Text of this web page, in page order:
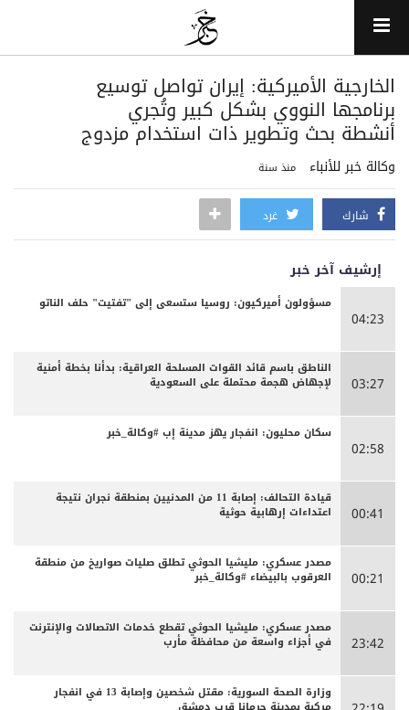
الخارجية الأميركية: إيران تواصل توسيع
برنامجها النووي بشكل كبير وتُجري
أنشطة بحث وتطوير ذات استخدام مزدوج
وكالة خبر للأنباء منذ سنة
شارك غرد
إرشيف آخر خبر
04:23
مسؤولون أميركيون: روسيا ستسعى إلى "تفتيت" حلف الناتو
03:27
الناطق باسم قائد القوات المسلحة العراقية: بدأنا بخطة أمنية
لإجهاض هجمة محتملة على السعودية
02:58
سكان محليون: انفجار يهز مدينة إب #وكالة_خبر
00:41
قيادة التحالف: إصابة 11 من المدنيين بمنطقة نجران نتيجة
اعتداءات إرهابية حوثية
00:21
مصدر عسكري: مليشيا الحوثي تطلق صليات صواريخ من منطقة
العرقوب بالبيضاء #وكالة_خبر
23:42
مصدر عسكري: مليشيا الحوثي تقطع خدمات الاتصالات والإنترنت
في أجزاء واسعة من محافظة مأرب
وزارة الصحة السورية: مقتل شخصين وإصابة 13 في انفجار